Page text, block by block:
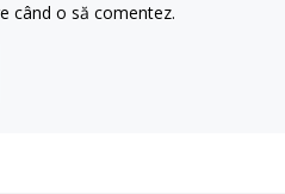
când o să comentez.